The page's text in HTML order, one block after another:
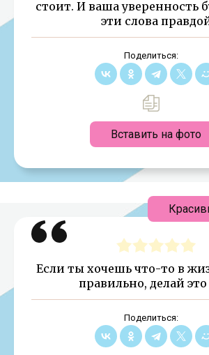
стоит. И ваша уверенность
эти слова
Поделиться:
Вставить на фото
Если ты хочешь что-то в
правильно, делай это
Поделиться: